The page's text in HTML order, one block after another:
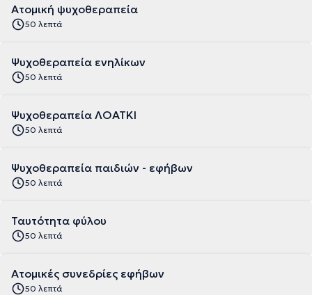
Ατομική ψυχοθεραπεία
50 λεπτά
Ψυχοθεραπεία ενηλίκων
50 λεπτά
Ψυχοθεραπεία ΛΟΑΤΚΙ
50 λεπτά
Ψυχοθεραπεία παιδιών - εφήβων
50 λεπτά
Ταυτότητα φύλου
50 λεπτά
Ατομικές συνεδρίες εφήβων
50 λεπτά